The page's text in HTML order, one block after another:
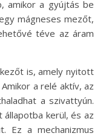
amikor a gyújtás be
mágneses mezőt,
téve az áram
is, amely nyitott
a relé aktív, az
a szivattyún.
kerül, és az
Ez a mechanizmus